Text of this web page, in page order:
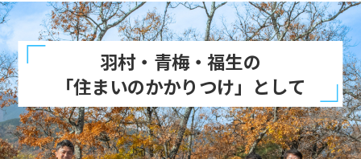
羽村・青梅・福生の
「住まいのかかりつけ」として